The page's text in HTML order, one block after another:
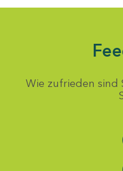
Wie zufrieden sind